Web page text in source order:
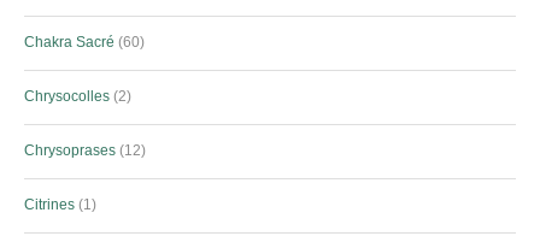
Chakra Sacré 60
Chrysocolles 2
Chrysoprases 12
Citrines 1